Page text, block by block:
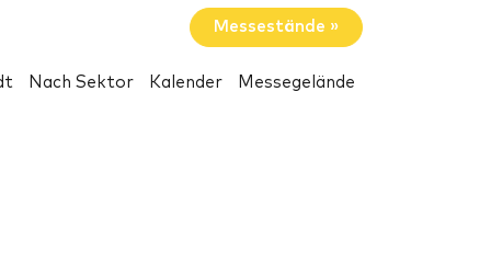
Messestände »
Nach Sektor Kalender Messegelände